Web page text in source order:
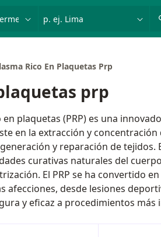
Rico En Plaquetas Prp
prp
plaquetas (PRP) es una
en la extracción y
y reparación de
curativas naturales del
El PRP se ha convertido
afecciones, desde lesiones
y eficaz a procedimientos más